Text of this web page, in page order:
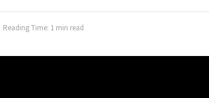
Reading Time: 1 min read